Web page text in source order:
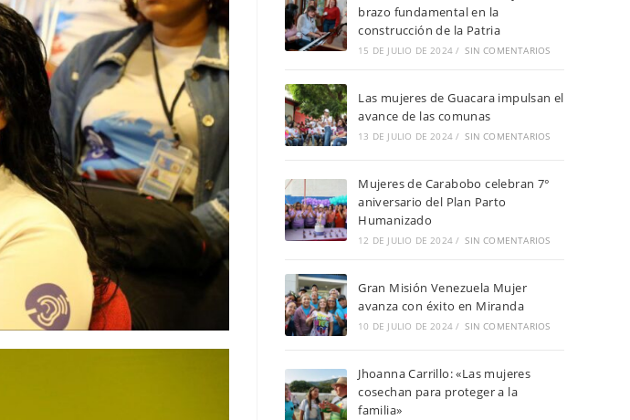
brazo fundamental en la
construcción de la Patria
15 DE JULIO DE 2024 / SIN COMENTARIOS
Las mujeres de Guacara impulsan el
avance de las comunas
13 DE JULIO DE 2024 / SIN COMENTARIOS
Mujeres de Carabobo celebran 7°
aniversario del Plan Parto
Humanizado
12 DE JULIO DE 2024 / SIN COMENTARIOS
Gran Misión Venezuela Mujer
avanza con éxito en Miranda
10 DE JULIO DE 2024 / SIN COMENTARIOS
Jhoanna Carrillo: «Las mujeres
cosechan para proteger a la
familia»